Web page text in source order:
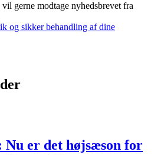
vil gerne modtage nyhedsbrevet fra
og sikker behandling af dine
er det højsæson for